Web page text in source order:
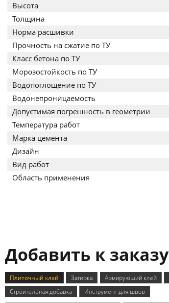
Высота
Толщина
Норма расшивки
Прочность на сжатие по ТУ
Класс бетона по ТУ
Морозостойкость по ТУ
Водопоглощение по ТУ
Водонепроницаемость
Допустимая погрешность в геометрии
Температура работ
Марка цемента
Дизайн
Вид работ
Область применения
Добавить к заказу
Плиточный клей Затирка Армирующий клей
Строительная добавка
Инструмент для швов